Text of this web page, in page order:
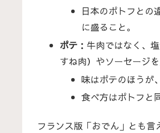
日本のポトフとの
に盛ること。
ポテ ：牛肉ではなく、
すね肉）やソーセージを
味はポテのほうが
食べ方はポトフと
フランス版「おでん」とも言